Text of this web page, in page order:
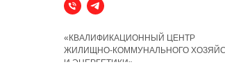
«КВАЛИФИКАЦИОННЫЙ ЦЕНТР
ЖИЛИЩНО-КОММУНАЛЬНОГО
И ЭНЕРГЕТИКИ»